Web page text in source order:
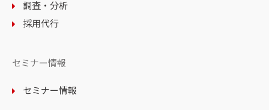
調査・分析
採用代行
セミナー情報
セミナー情報